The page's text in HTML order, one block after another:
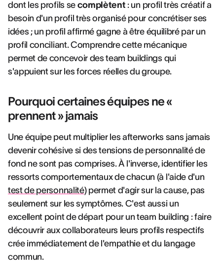
dont les profils se complètent : un profil très créatif a
besoin d'un profil très organisé pour concrétiser ses
idées ; un profil affirmé gagne à être équilibré par un
profil conciliant. Comprendre cette mécanique
permet de concevoir des team buildings qui
s'appuient sur les forces réelles du groupe.
Pourquoi certaines équipes ne «
prennent » jamais
Une équipe peut multiplier les afterworks sans jamais
devenir cohésive si des tensions de personnalité de
fond ne sont pas comprises. À l'inverse, identifier les
ressorts comportementaux de chacun (à l'aide d'un
test de personnalité) permet d'agir sur la cause, pas
seulement sur les symptômes. C'est aussi un
excellent point de départ pour un team building : faire
découvrir aux collaborateurs leurs profils respectifs
crée immédiatement de l'empathie et du langage
commun.